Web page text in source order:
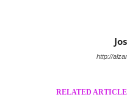
http://
RELATED